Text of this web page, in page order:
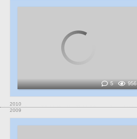
5 956
2010
2009